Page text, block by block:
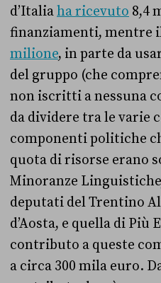
d’Italiaha ricevuto 8,4
finanziamenti, mentre
milione, in parte da
del gruppo (che
non iscritti a nessuna
da dividere tra le varie
componenti politiche
quota di risorse erano
Minoranze
deputati del Trentino
d’Aosta, e quella di Più
contributo a queste
a circa 300 mila euro.